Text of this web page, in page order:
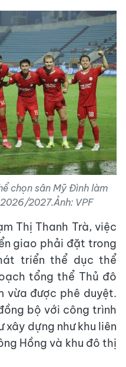
chọn sân Mỹ Đình làm
2027.Ảnh: VPF
Thị Thanh Trà, việc
giao phải đặt trong
triển thể dục thể
tổng thể Thủ đô
vừa được phê duyệt.
bộ với công trình
dựng như khu liên
Hồng và khu đô thị